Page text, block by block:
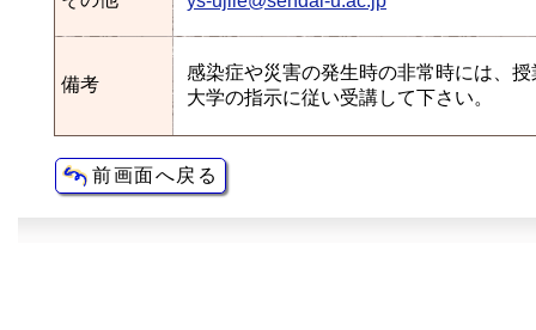
備考
感染症や災害の発生時の非常時には、
大学の指示に従い受講して下さい。